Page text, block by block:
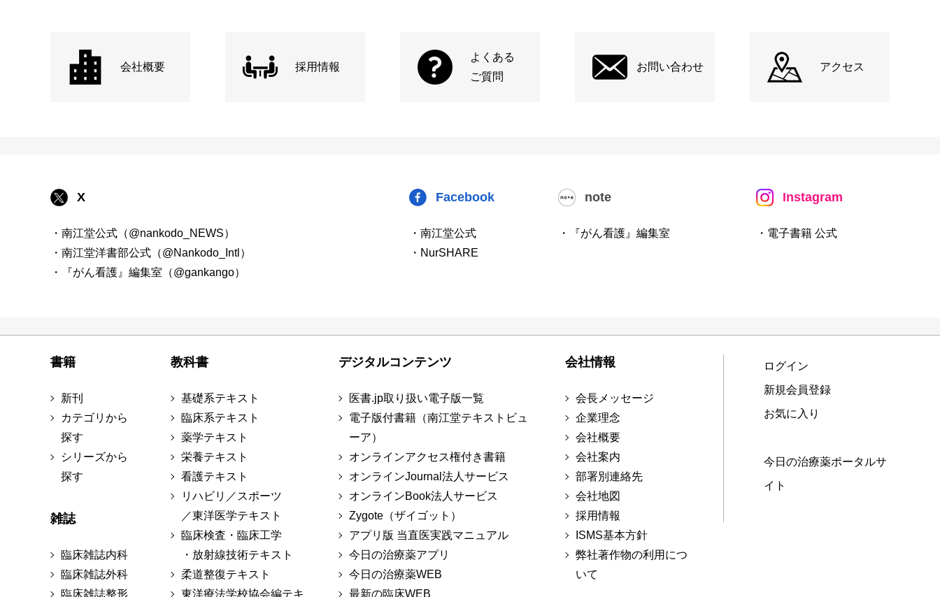
会社概要 採用情報
よくある
ご質問
お問い合わせ アクセス
X
・南江堂公式（@nankodo_NEWS）
・南江堂洋書部公式（@Nankodo_Intl）
・『がん看護』編集室（@gankango）
Facebook
・南江堂公式
・NurSHARE
note
・『がん看護』編集室
Instagram
・電子書籍 公式
書籍
新刊
カテゴリから
探す
シリーズから
探す
雑誌
臨床雑誌内科
臨床雑誌外科
臨床雑誌整形
教科書
基礎系テキスト
臨床系テキスト
薬学テキスト
栄養テキスト
看護テキスト
リハビリ／スポーツ
／東洋医学テキスト
臨床検査・臨床工学
・放射線技術テキスト
柔道整復テキスト
東洋療法学校協会編テキ
デジタルコンテンツ
医書.jp取り扱い電子版一覧
電子版付書籍（南江堂テキストビュ
ーア）
オンラインアクセス権付き書籍
オンラインJournal法人サービス
オンラインBook法人サービス
Zygote（ザイゴット）
アプリ版 当直医実践マニュアル
今日の治療薬アプリ
今日の治療薬WEB
最新の臨床WEB
会社情報
会長メッセージ
企業理念
会社概要
会社案内
部署別連絡先
会社地図
採用情報
ISMS基本方針
弊社著作物の利用につ
いて
ログイン
新規会員登録
お気に入り
今日の治療薬ポータルサ
イト